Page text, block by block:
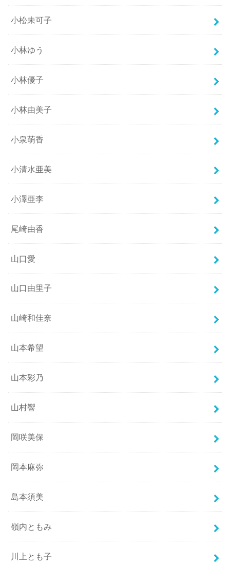
小松未可子
小林ゆう
小林優子
小林由美子
小泉萌香
小清水亜美
小澤亜李
尾崎由香
山口愛
山口由里子
山崎和佳奈
山本希望
山本彩乃
山村響
岡咲美保
岡本麻弥
島本須美
嶺内ともみ
川上とも子